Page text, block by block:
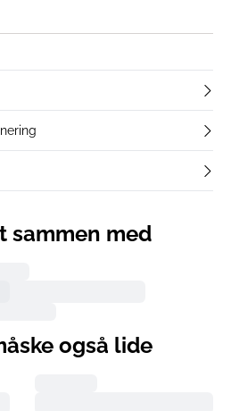
sammen med
også lide